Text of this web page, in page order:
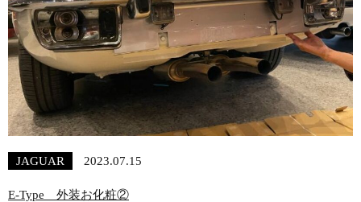
JAGUAR 2023.07.15
E-Type 外装お化粧②